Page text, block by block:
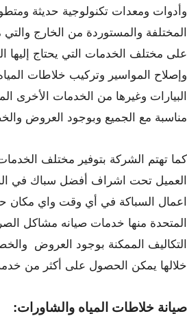
وأدوات ومعدات تكنولوجية حديثة
المختلفة والمستوردة من الخارج
على مختلف الخدمات التي يحتاج إليها
وإصلاح المواسير وتركيب خلاطات
البيارات وغيرها من الخدمات الأخرى
مناسبة مع الجميع وبوجود العروض
كما تهتم الشركة بتوفير مختلف
العميل تحت اشراف أفضل سباك في
اعمال السباكة في أي وقت واي مكان
المتحدة منها خدمات صيانه مشاكل
التكاليف الممكنة بوجود العروض
خلالها يمكن الحصول على أكثر من
صيانة خلاطات المياه والشاورات: